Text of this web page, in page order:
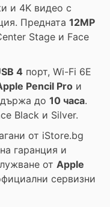
и 4K видео с
Предната 12MP
Stage и Face
4 порт, Wi-Fi 6E
Pencil Pro и
до 10 часа.
Black и Silver.
от iStore.bg
гаранция и
от Apple
сервизни